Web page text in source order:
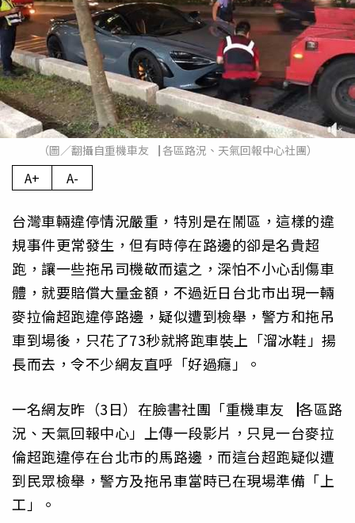
（圖／翻攝自重機車友▕ 各區路況、天氣回報中心社團）
A+ A-
台灣車輛違停情況嚴重，特別是在鬧區，這樣的違
規事件更常發生，但有時停在路邊的卻是名貴超
跑，讓一些拖吊司機敬而遠之，深怕不小心刮傷車
體，就要賠償大量金額，不過近日台北市出現一輛
麥拉倫超跑違停路邊，疑似遭到檢舉，警方和拖吊
車到場後，只花了73秒就將跑車裝上「溜冰鞋」揚
長而去，令不少網友直呼「好過癮」。
一名網友昨（3日）在臉書社團「重機車友▕各區路
況、天氣回報中心」上傳一段影片，只見一台麥拉
倫超跑違停在台北市的馬路邊，而這台超跑疑似遭
到民眾檢舉，警方及拖吊車當時已在現場準備「上
工」。